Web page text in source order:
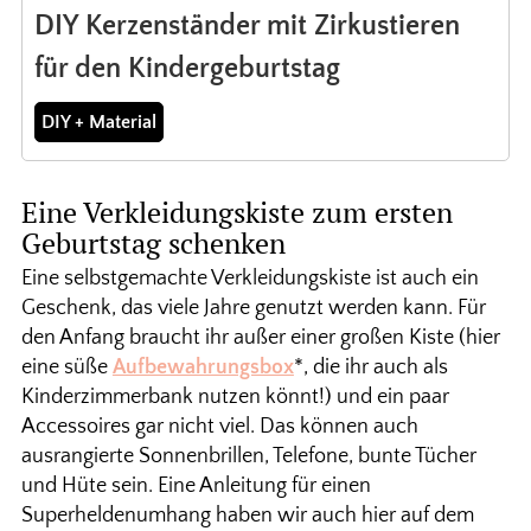
DIY Kerzenständer mit Zirkustieren
für den Kindergeburtstag
DIY + Material
Eine Verkleidungskiste zum ersten
Geburtstag schenken
Eine selbstgemachte Verkleidungskiste ist auch ein
Geschenk, das viele Jahre genutzt werden kann. Für
den Anfang braucht ihr außer einer großen Kiste (hier
eine süße Aufbewahrungsbox*, die ihr auch als
Kinderzimmerbank nutzen könnt!) und ein paar
Accessoires gar nicht viel. Das können auch
ausrangierte Sonnenbrillen, Telefone, bunte Tücher
und Hüte sein. Eine Anleitung für einen
Superheldenumhang haben wir auch hier auf dem